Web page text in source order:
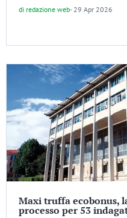
di redazione web- 29 Apr 2026
Maxi truffa ecobonus,
processo per 53